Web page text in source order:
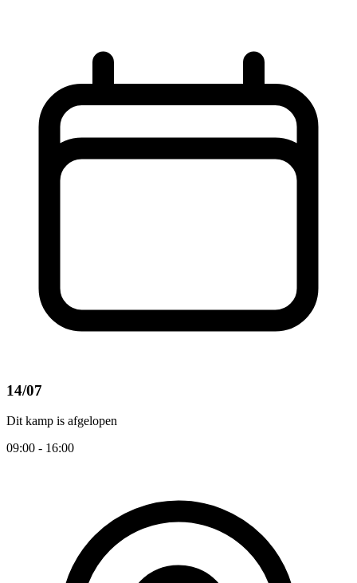
14/07
Dit kamp is afgelopen
09:00 - 16:00